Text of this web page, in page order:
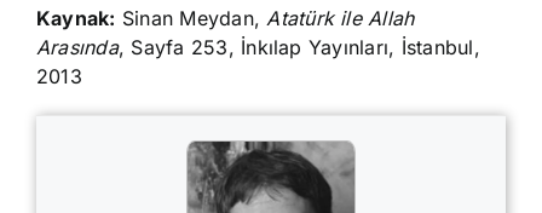
Kaynak: Sinan Meydan, Atatürk ile Allah
Arasında, Sayfa 253, İnkılap Yayınları, İstanbul,
2013